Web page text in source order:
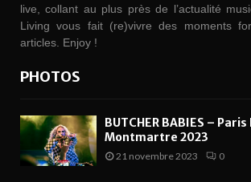
live, collant au plus près de l’actualité
Living vous fait (re)vivre des moments
articles. Enjoy !
PHOTOS
BUTCHER BABIES – Paris
Montmartre 2023
21 novembre 2023 0